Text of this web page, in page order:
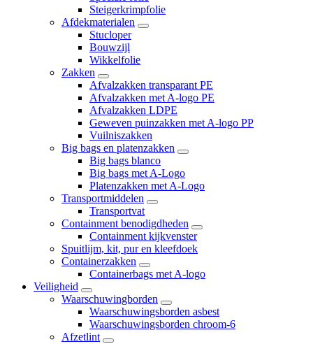
Steigerkrimpfolie
Afdekmaterialen
Stucloper
Bouwzijl
Wikkelfolie
Zakken
Afvalzakken transparant PE
Afvalzakken met A-logo PE
Afvalzakken LDPE
Geweven puinzakken met A-logo PP
Vuilniszakken
Big bags en platenzakken
Big bags blanco
Big bags met A-Logo
Platenzakken met A-Logo
Transportmiddelen
Transportvat
Containment benodigdheden
Containment kijkvenster
Spuitlijm, kit, pur en kleefdoek
Containerzakken
Containerbags met A-logo
Veiligheid
Waarschuwingborden
Waarschuwingsborden asbest
Waarschuwingsborden chroom-6
Afzetlint